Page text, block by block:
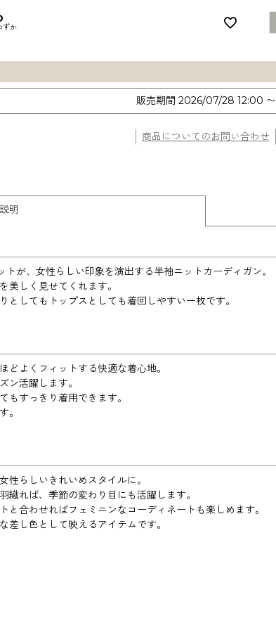
ずか
販売期間 2026/07/28 12:00 〜
商品についてのお問い合わせ
明
が、女性らしい印象を演出する半袖ニットカーディガン。
美しく見せてくれます。
してもトップスとしても着回しやすい一枚です。
よくフィットする快適な着心地。
ン活躍します。
もすっきり着用できます。
。
性らしいきれいめスタイルに。
れば、季節の変わり目にも活躍します。
合わせればフェミニンなコーディネートも楽しめます。
差し色として映えるアイテムです。